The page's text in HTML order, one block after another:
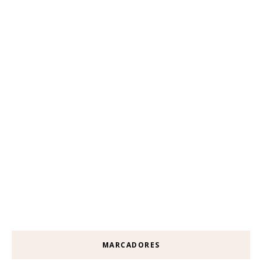
MARCADORES